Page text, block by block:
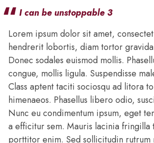
I can be unstoppable 3
Lorem ipsum dolor sit amet,
hendrerit lobortis, diam tortor
Donec sodales euismod mollis.
congue, mollis ligula. Suspendisse
Class aptent taciti sociosqu ad litora
himenaeos. Phasellus libero odio,
Nunc eu condimentum ipsum, eget
a efficitur sem. Mauris lacinia
porttitor enim. Sed sollicitudin rutrum